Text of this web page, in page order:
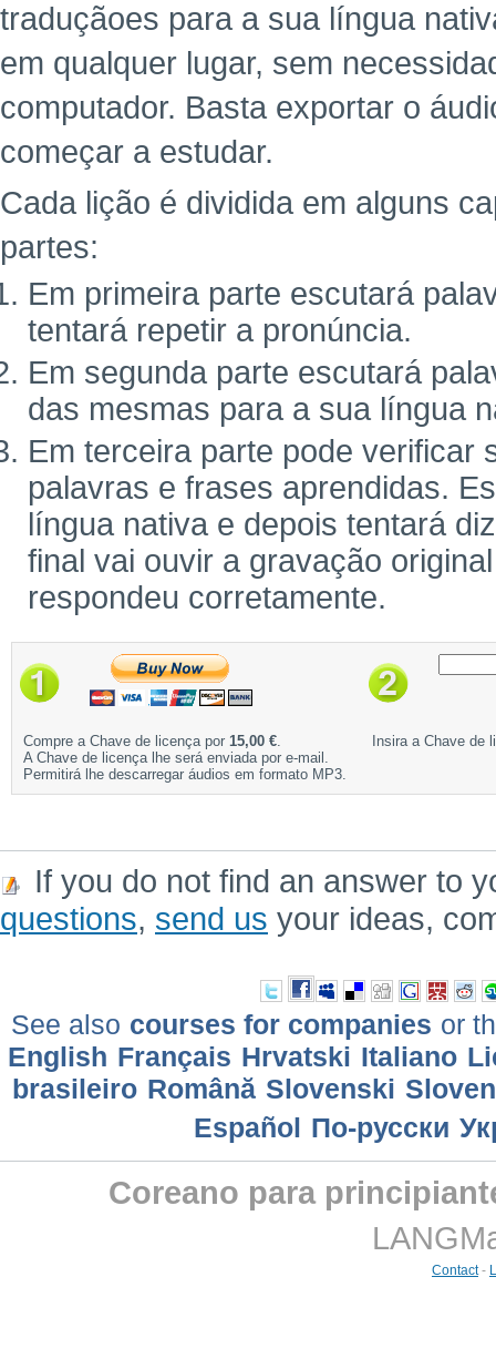
traduçãoes para a sua língua
em qualquer lugar, sem
computador. Basta exportar o
começar a estudar.
Cada lição é dividida em alguns
partes:
Em primeira parte escutará
tentará repetir a pronúncia.
Em segunda parte escutará
das mesmas para a sua língua
Em terceira parte pode verificar
palavras e frases aprendidas.
língua nativa e depois tentará
final vai ouvir a gravação
respondeu corretamente.
Compre a Chave de licença por 15,00 €.
A Chave de licença lhe será enviada por e-mail.
Permitirá lhe descarregar áudios em formato MP3.
Insira a Chave de
If you do not find an answer to
questions, send us your ideas,
See also courses for companies or
English Français Hrvatski Italiano
brasileiro Română Slovenski
Еspañol По-русски
Coreano para
Contact-